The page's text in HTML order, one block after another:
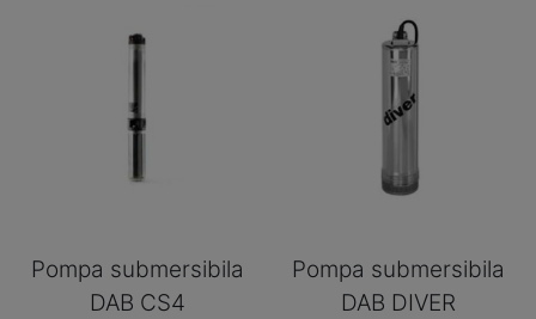
Pompa submersibila
DAB CS4
Pompa submersibila
DAB DIVER